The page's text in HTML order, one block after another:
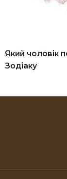
Який чоловік
Зодіаку